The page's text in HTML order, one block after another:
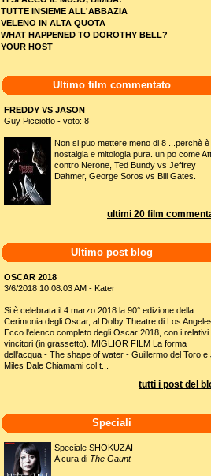
TUTTE INSIEME ALL'ABBAZIA
VELENO IN ALTA QUOTA
WHAT HAPPENED TO DOROTHY BELL?
YOUR HOST
Ultimo film commentato
FREDDY VS JASON
Guy Picciotto - voto: 8
Non si puo mettere meno di 8 ...perchè è
nostalgia e mitologia pura. un po come
contro Nerone, Ted Bundy vs Jeffrey
Dahmer, George Soros vs Bill Gates.
ultimi 20 film
Ultimo post blog
OSCAR 2018
3/6/2018 10:08:03 AM - Kater
Si è celebrata il 4 marzo 2018 la 90° edizione della
Cerimonia degli Oscar, al Dolby Theatre di Los
Ecco l'elenco completo degli Oscar 2018, con i relativi
vincitori (in grassetto). MIGLIOR FILM La forma
dell'acqua - The shape of water - Guillermo del Toro e
Miles Dale Chiamami col t...
tutti i post del
Speciali
Speciale SHOKUZAI
A cura di The Gaunt